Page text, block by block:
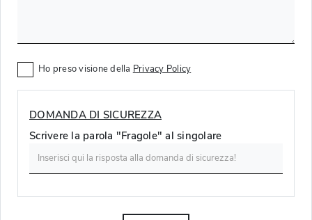
Ho preso visione della Privacy Policy
DOMANDA DI SICUREZZA
Scrivere la parola "Fragole" al singolare